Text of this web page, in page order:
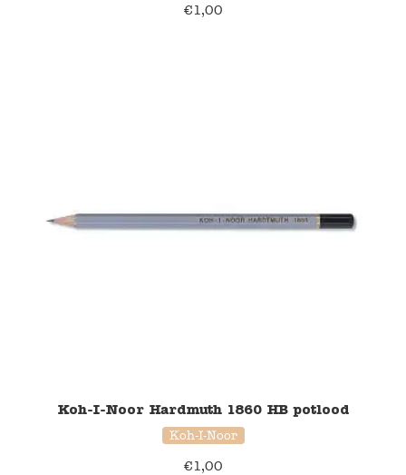
€1,00
Koh-I-Noor Hardmuth 1860 HB potlood
Koh-I-Noor
€1,00